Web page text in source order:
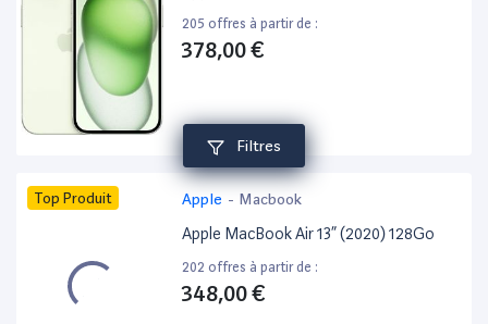
Filtres
205 offres à partir de :
378,00 €
Top Produit Apple - Macbook
Apple MacBook Air 13” (2020) 128Go
202 offres à partir de :
348,00 €